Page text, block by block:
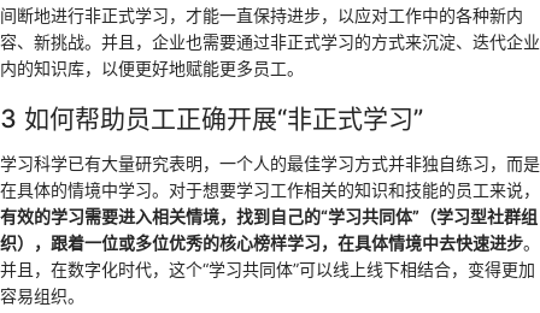
间断地进行非正式学习，才能一直保持进步，以应对工作中的各种新内
容、新挑战。并且，企业也需要通过非正式学习的方式来沉淀、迭代企业
内的知识库，以便更好地赋能更多员工。
3 如何帮助员工正确开展“非正式学习”
学习科学已有大量研究表明，一个人的最佳学习方式并非独自练习，而是
在具体的情境中学习。对于想要学习工作相关的知识和技能的员工来说，
有效的学习需要进入相关情境，找到自己的“学习共同体”（学习型社群组
织），跟着一位或多位优秀的核心榜样学习，在具体情境中去快速进步。
并且，在数字化时代，这个“学习共同体”可以线上线下相结合，变得更加
容易组织。